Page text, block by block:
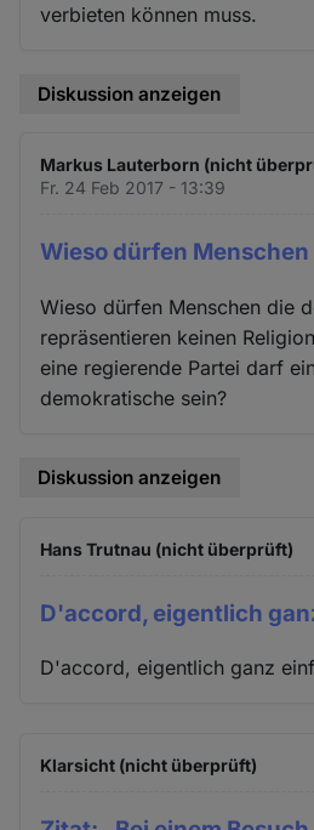
verbieten können muss.
Diskussion anzeigen
Markus Lauterborn (nicht
Fr. 24 Feb 2017 - 13:39
Wieso dürfen Menschen
Wieso dürfen Menschen die
repräsentieren keinen
eine regierende Partei darf
demokratische sein?
Diskussion anzeigen
Hans Trutnau (nicht überprüft)
D'accord, eigentlich
D'accord, eigentlich ganz
Klarsicht (nicht überprüft)